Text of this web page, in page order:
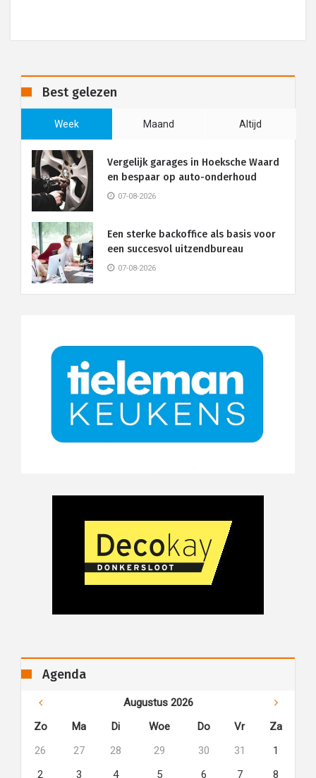
Best gelezen
Week Maand Altijd
Vergelijk garages in Hoeksche Waard
en bespaar op auto-onderhoud
07-08-2026
Een sterke backoffice als basis voor
een succesvol uitzendbureau
07-08-2026
Agenda
Augustus 2026
Zo
Ma Di Woe Do Vr
Za
26
27 28 29 30 31
1
2
3 4 5 6 7 8